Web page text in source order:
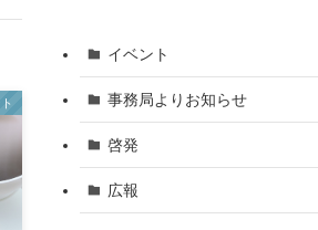
イベント
事務局よりお知らせ
啓発
広報